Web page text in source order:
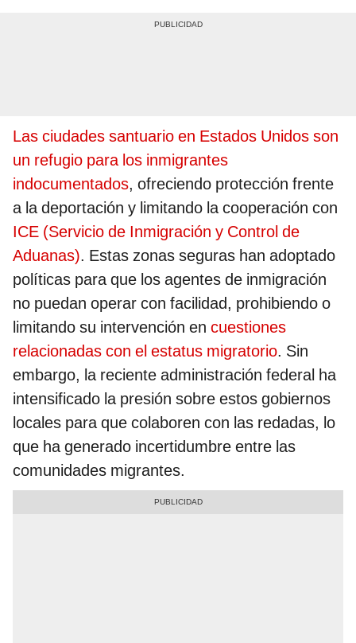
Las ciudades santuario en Estados Unidos son
un refugio para los inmigrantes
indocumentados, ofreciendo protección frente
a la deportación y limitando la cooperación con
ICE (Servicio de Inmigración y Control de
Aduanas). Estas zonas seguras han adoptado
políticas para que los agentes de inmigración
no puedan operar con facilidad, prohibiendo o
limitando su intervención en cuestiones
relacionadas con el estatus migratorio. Sin
embargo, la reciente administración federal ha
intensificado la presión sobre estos gobiernos
locales para que colaboren con las redadas, lo
que ha generado incertidumbre entre las
comunidades migrantes.